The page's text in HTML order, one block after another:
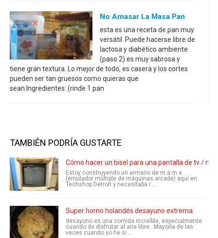
No Amasar La Masa Pan
esta es una receta de pan muy
versátil. Puede hacerse libre de
lactosa y diabético ambiente
(paso 2) es muy sabrosa y
tiene gran textura. Lo mejor de todo, es casera y los cortes
pueden ser tan gruesos como quieras que
sean.Ingredientes: (rinde 1 pan
TAMBIÉN PODRÍA GUSTARTE
Cómo hacer un bisel para una pantalla de tv /
Estoy construyendo un armario de m.a.m.e.
(emulador múltiple de máquinas arcade) aquí en
Techshop Detroit y necesitaba r ...
Super horno holandés desayuno extrema
desayuno es una comida increíble, especialmente
cuando de disfrutar al aire libre. Mayoría de las
veces cuando yo he si ...